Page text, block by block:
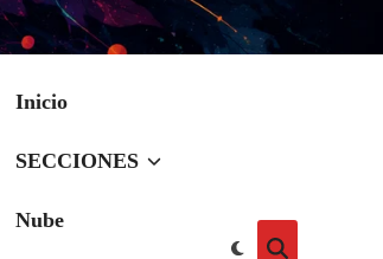
Inicio
SECCIONES
Nube
Cambiar
Abrir